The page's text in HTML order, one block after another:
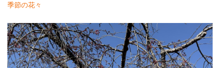
季節の花々